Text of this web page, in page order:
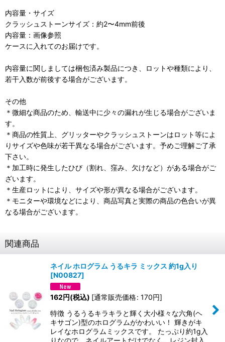
内容量・サイズ
クラッシュストーンサイズ：約2〜4mm前後
内容量：画像参照
ケースに入れてのお届けです。
内容量に関しましては梱包済み製品につき、ロットや種類により、
若干入数が前後する場合がございます。
その他
＊微細な商品のため、輸送中に少々の漏れが生じる場合がございま
す。
＊商品の性質上、グリッターやクラッシュストーンはロット等によ
りサイズや色味が若干異なる場合がございます。予めご理解ご了承
下さい。
＊加工時に発生したひび（割れ、窪み、欠けなど）がある場合がご
ざいます。
＊生産ロットにより、サイズや形が異なる場合がございます。
＊モニターや環境などにより、商品写真と実際の商品の色合いが異
なる場合がございます。
関連商品
ネイル ホログラム うるキラ ミックス 約1g入り
[N00827]
162円(税込) [通常販売価格: 170円]
特徴 うるうるキラキラと輝く大小様々な六角(ヘ
キサゴン)型のホログラムがかわいい！ 輝きがキ
レイなホログラムミックスです。 たっぷり約1g入
りなので、ネイルアートだけでなく、レジン封入